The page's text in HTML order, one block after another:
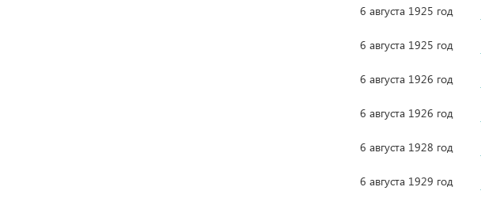
6 августа 1925 год
6 августа 1925 год
6 августа 1926 год
6 августа 1926 год
6 августа 1928 год
6 августа 1929 год